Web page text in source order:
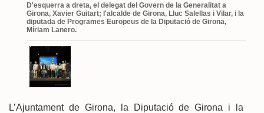
D'esquerra a dreta, el delegat del Govern de la Generalitat a
Girona, Xavier Guitart; l'alcalde de Girona, Lluc Salellas i Vilar, i la
diputada de Programes Europeus de la Diputació de Girona,
Míriam Lanero.
L’Ajuntament de Girona, la Diputació de Girona i la